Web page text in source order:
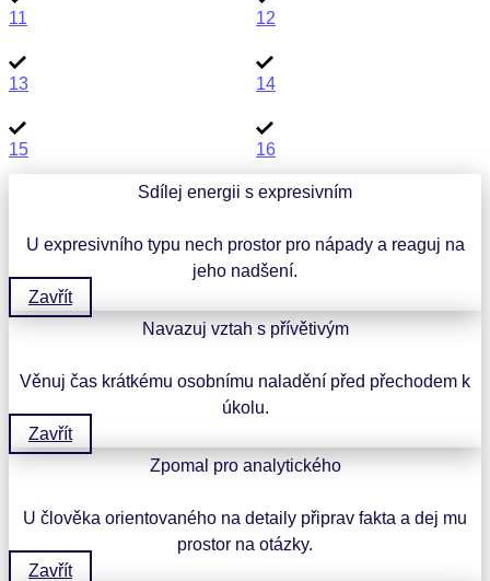
11 12
13 14
15 16
Sdílej energii s expresivním
U expresivního typu nech prostor pro nápady a reaguj na
jeho nadšení.
Zavřít
Navazuj vztah s přívětivým
Věnuj čas krátkému osobnímu naladění před přechodem k
úkolu.
Zavřít
Zpomal pro analytického
U člověka orientovaného na detaily připrav fakta a dej mu
prostor na otázky.
Zavřít